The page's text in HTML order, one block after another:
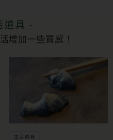
道具 -
增加一些質感！
生活道具